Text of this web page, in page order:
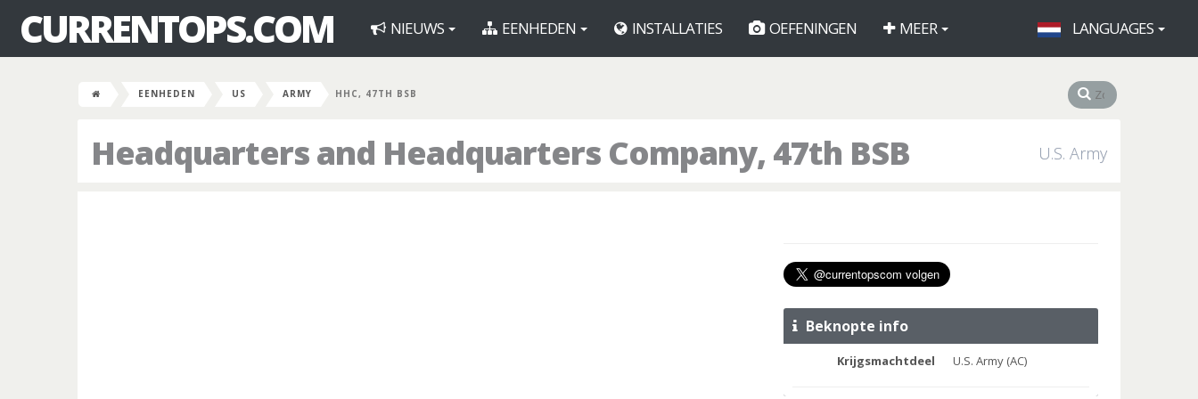
CURRENTOPS.COM NIEUWS EENHEDEN INSTALLATIES OEFENINGEN MEER LANGUAGES
EENHEDEN US ARMY HHC, 47TH BSB
Headquarters and Headquarters Company, 47th BSB U.S. Army
Beknopte info
Krijgsmachtdeel U.S. Army (AC)